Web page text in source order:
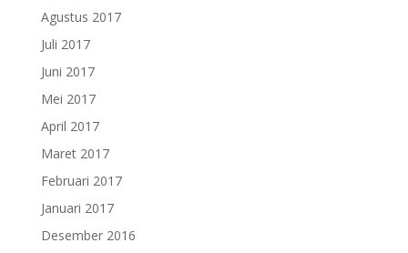
Agustus 2017
Juli 2017
Juni 2017
Mei 2017
April 2017
Maret 2017
Februari 2017
Januari 2017
Desember 2016